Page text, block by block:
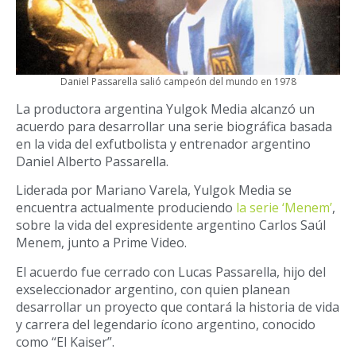
Daniel Passarella salió campeón del mundo en 1978
La productora argentina Yulgok Media alcanzó un
acuerdo para desarrollar una serie biográfica basada
en la vida del exfutbolista y entrenador argentino
Daniel Alberto Passarella.
Liderada por Mariano Varela, Yulgok Media se
encuentra actualmente produciendo la serie ‘Menem’,
sobre la vida del expresidente argentino Carlos Saúl
Menem, junto a Prime Video.
El acuerdo fue cerrado con Lucas Passarella, hijo del
exseleccionador argentino, con quien planean
desarrollar un proyecto que contará la historia de vida
y carrera del legendario ícono argentino, conocido
como “El Kaiser”.